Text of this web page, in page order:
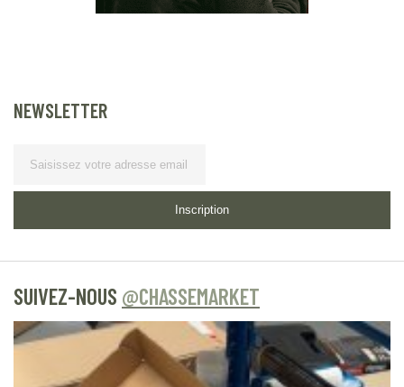
NEWSLETTER
Inscription
SUIVEZ-NOUS @CHASSEMARKET